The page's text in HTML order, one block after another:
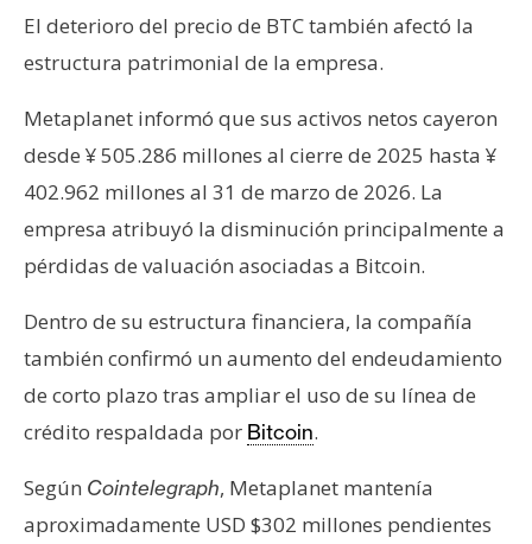
El deterioro del precio de BTC también afectó la
estructura patrimonial de la empresa.
Metaplanet informó que sus activos netos cayeron
desde ¥ 505.286 millones al cierre de 2025 hasta ¥
402.962 millones al 31 de marzo de 2026. La
empresa atribuyó la disminución principalmente a
pérdidas de valuación asociadas a Bitcoin.
Dentro de su estructura financiera, la compañía
también confirmó un aumento del endeudamiento
de corto plazo tras ampliar el uso de su línea de
crédito respaldada por Bitcoin.
Según Cointelegraph, Metaplanet mantenía
aproximadamente USD $302 millones pendientes